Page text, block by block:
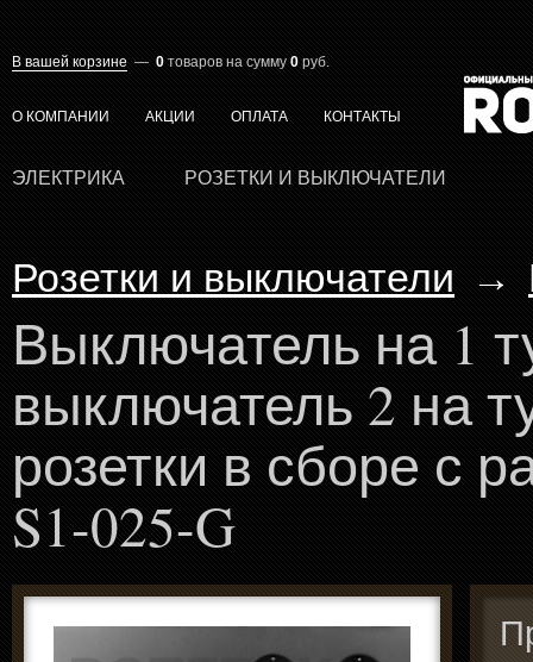
В вашей корзине — 0 товаров на сумму 0 руб.
О КОМПАНИИ АКЦИИ ОПЛАТА КОНТАКТЫ
ЭЛЕКТРИКА РОЗЕТКИ И ВЫКЛЮЧАТЕЛИ
Розетки и выключатели →
Выключатель на 1
выключатель 2 на
розетки в сборе с
S1-025-G